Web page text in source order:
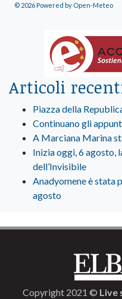
© 2026 Powered by Open-Meteo
Articoli
Piazza della
Continuano gli
A Marciana Marina
Inizia oggi, 6 agosto,
dell’Invisibile
Anadyomene è stata
agosto
Copyright 2021 © Live